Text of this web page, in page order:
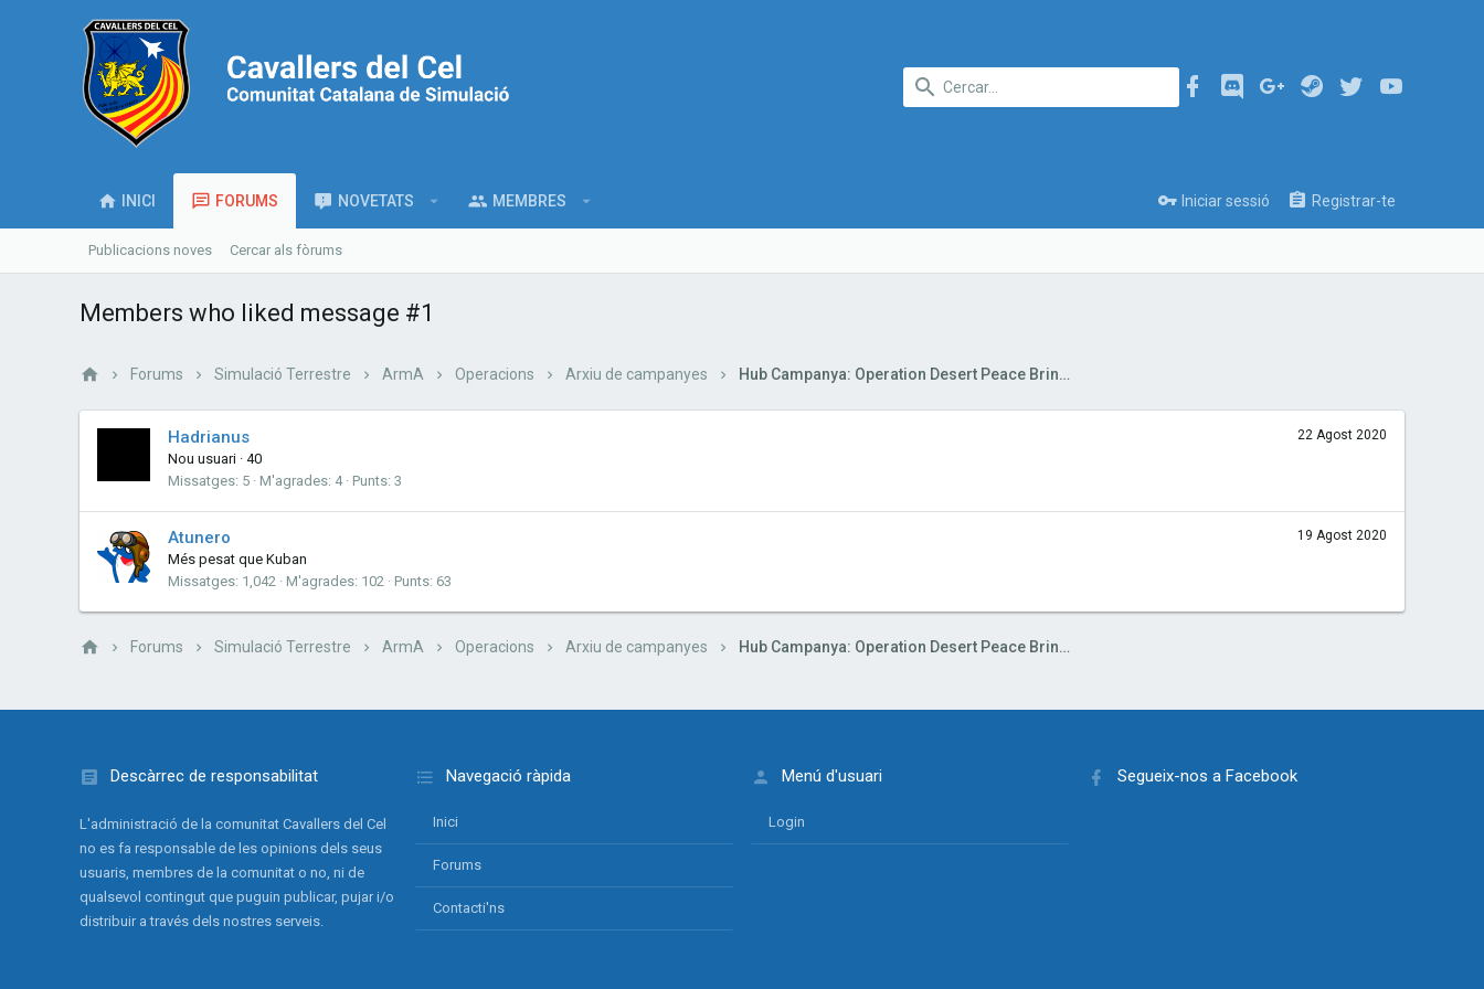
INICI FORUMS NOVETATS MEMBRES Iniciar sessió Registrar-te
Publicacions noves Cercar als fòrums
Members who liked message #1
Forums Simulació Terrestre ArmA Operacions Arxiu de campanyes Hub Campanya: Operation Desert Peace Bringer
22 Agost 2020
Hadrianus
Nou usuari · 40
Missatges 5 M'agrades 4 Punts 3
19 Agost 2020
Atunero
Més pesat que Kuban
Missatges 1,042 M'agrades 102 Punts 63
Forums Simulació Terrestre ArmA Operacions Arxiu de campanyes Hub Campanya: Operation Desert Peace Bringer
Descàrrec de responsabilitat
L'administració de la comunitat Cavallers del Cel
no es fa responsable de les opinions dels seus
usuaris, membres de la comunitat o no, ni de
qualsevol contingut que puguin publicar, pujar i/o
distribuir a través dels nostres serveis.
Navegació ràpida
Inici
Forums
Contacti'ns
Menú d'usuari
Login
Segueix-nos a Facebook